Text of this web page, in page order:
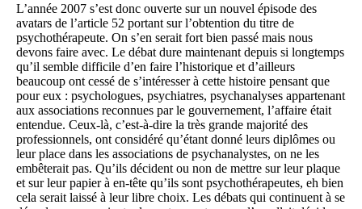
L’année 2007 s’est donc ouverte sur un nouvel épisode des
avatars de l’article 52 portant sur l’obtention du titre de
psychothérapeute. On s’en serait fort bien passé mais nous
devons faire avec. Le débat dure maintenant depuis si longtemps
qu’il semble difficile d’en faire l’historique et d’ailleurs
beaucoup ont cessé de s’intéresser à cette histoire pensant que
pour eux : psychologues, psychiatres, psychanalyses appartenant
aux associations reconnues par le gouvernement, l’affaire était
entendue. Ceux-là, c’est-à-dire la très grande majorité des
professionnels, ont considéré qu’étant donné leurs diplômes ou
leur place dans les associations de psychanalystes, on ne les
embêterait pas. Qu’ils décident ou non de mettre sur leur plaque
et sur leur papier à en-tête qu’ils sont psychothérapeutes, eh bien
cela serait laissé à leur libre choix. Les débats qui continuent à se